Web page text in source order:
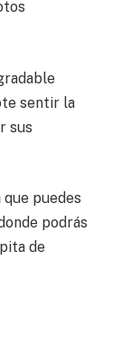
sentir la
sus
que puedes
podrás
de